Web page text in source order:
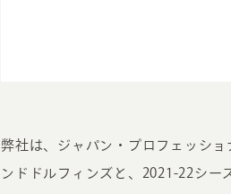
INFORMATION
弊社は、ジャパン・プロフェッシ
ンドドルフィンズと、2021-22シー